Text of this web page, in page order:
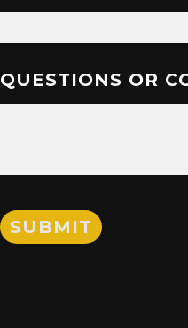
QUESTIONS OR